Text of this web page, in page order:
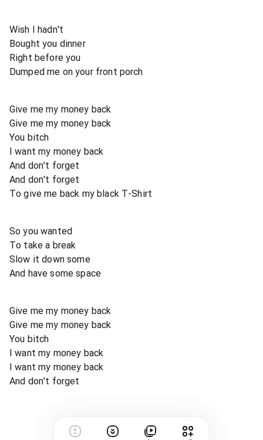
Wish I hadn't
Bought you dinner
Right before you
Dumped me on your front porch
Give me my money back
Give me my money back
You bitch
I want my money back
And don't forget
And don't forget
To give me back my black T-Shirt
So you wanted
To take a break
Slow it down some
And have some space
Give me my money back
Give me my money back
You bitch
I want my money back
I want my money back
And don't forget